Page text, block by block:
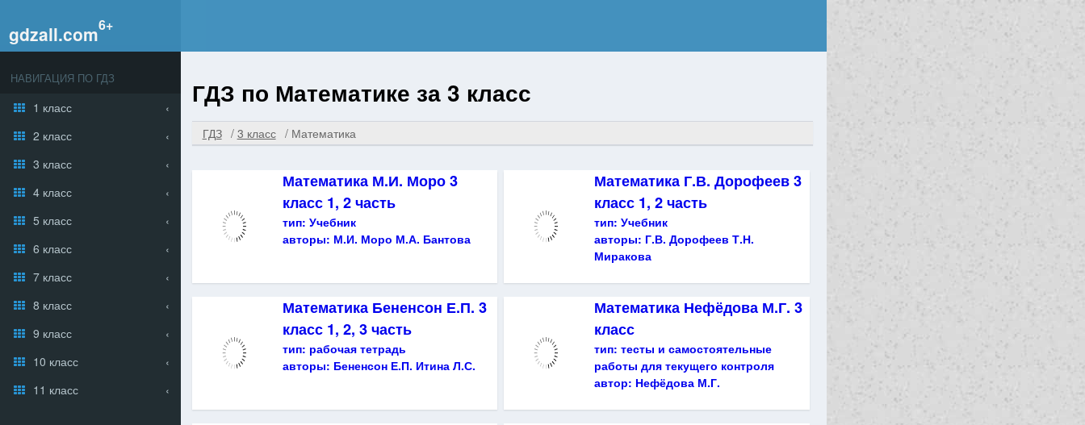
gdzall.com
НАВИГАЦИЯ ПО ГДЗ
1 класс
2 класс
3 класс
4 класс
5 класс
6 класс
7 класс
8 класс
9 класс
10 класс
11 класс
ГДЗ по Математике за 3 класс
ГДЗ 3 класс Математика
Математика М.И. Моро 3
класс 1, 2 часть
тип: Учебник
авторы: М.И. Моро М.А. Бантова
Математика Г.В. Дорофеев 3
класс 1, 2 часть
тип:Учебник
авторы: Г.В. Дорофеев Т.Н.
Миракова
Математика Бененсон Е.П. 3
класс 1, 2, 3 часть
тип: рабочая тетрадь
авторы: Бененсон Е.П. Итина Л.С.
Математика Нефёдова М.Г. 3
класс
тип:тесты и самостоятельные
работы для текущего контроля
автор: Нефёдова М.Г.